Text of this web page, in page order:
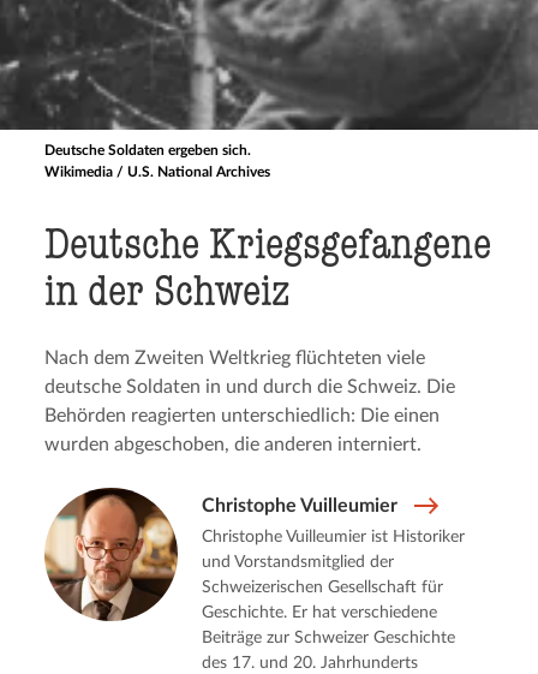
Deutsche Soldaten ergeben sich.
Wikimedia / U.S. National Archives
Deutsche Kriegs­ge­fan­ge­ne
in der Schweiz
Nach dem Zweiten Weltkrieg flüchteten viele
deutsche Soldaten in und durch die Schweiz. Die
Behörden reagierten unterschiedlich: Die einen
wurden abgeschoben, die anderen interniert.
Christophe Vuilleumier
Christophe Vuilleumier ist Historiker
und Vorstandsmitglied der
Schweizerischen Gesellschaft für
Geschichte. Er hat verschiedene
Beiträge zur Schweizer Geschichte
des 17. und 20. Jahrhunderts